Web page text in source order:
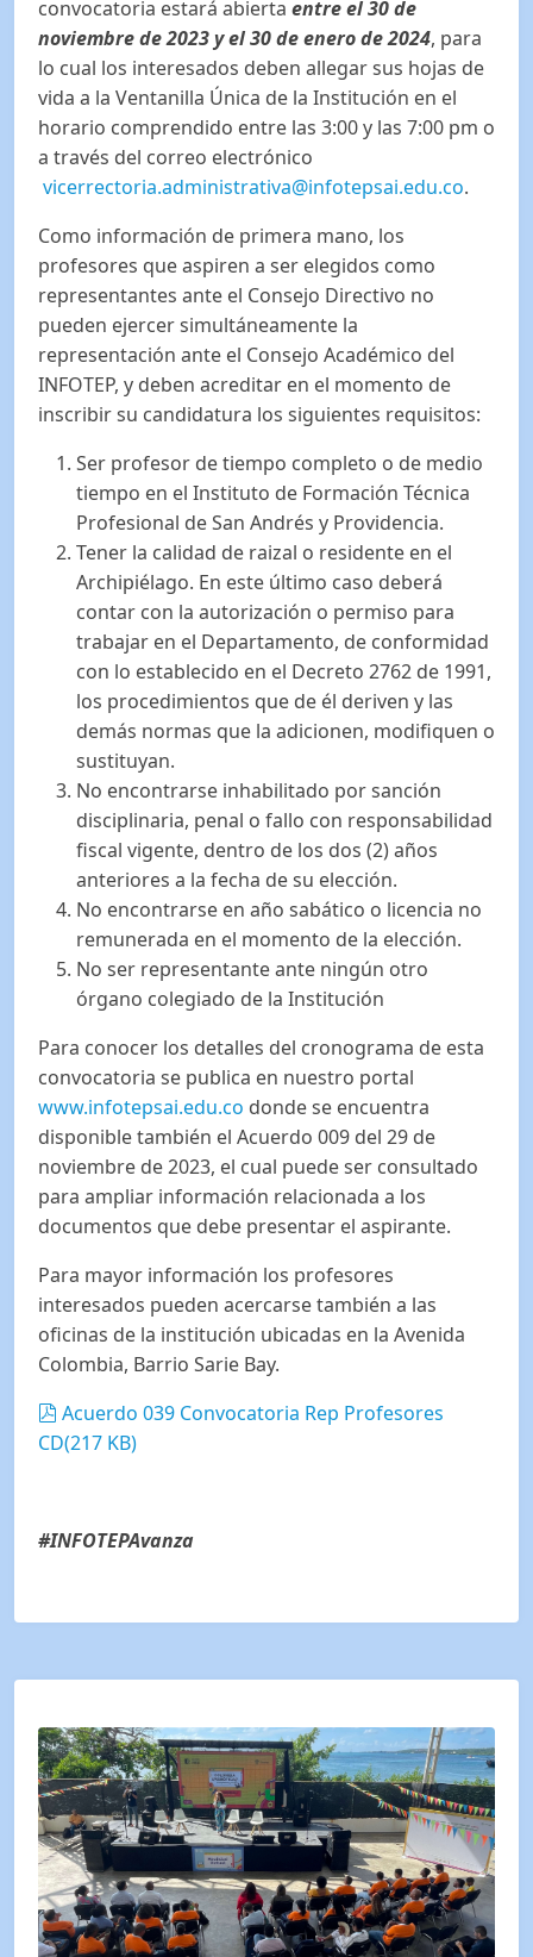
convocatoria estará abierta entre el 30 de
noviembre de 2023 y el 30 de enero de 2024, para
lo cual los interesados deben allegar sus hojas de
vida a la Ventanilla Única de la Institución en el
horario comprendido entre las 3:00 y las 7:00 pm o
a través del correo electrónico
vicerrectoria.administrativa@infotepsai.edu.co.
Como información de primera mano, los
profesores que aspiren a ser elegidos como
representantes ante el Consejo Directivo no
pueden ejercer simultáneamente la
representación ante el Consejo Académico del
INFOTEP, y deben acreditar en el momento de
inscribir su candidatura los siguientes requisitos:
Ser profesor de tiempo completo o de medio
tiempo en el Instituto de Formación Técnica
Profesional de San Andrés y Providencia.
Tener la calidad de raizal o residente en el
Archipiélago. En este último caso deberá
contar con la autorización o permiso para
trabajar en el Departamento, de conformidad
con lo establecido en el Decreto 2762 de 1991,
los procedimientos que de él deriven y las
demás normas que la adicionen, modifiquen o
sustituyan.
No encontrarse inhabilitado por sanción
disciplinaria, penal o fallo con responsabilidad
fiscal vigente, dentro de los dos (2) años
anteriores a la fecha de su elección.
No encontrarse en año sabático o licencia no
remunerada en el momento de la elección.
No ser representante ante ningún otro
órgano colegiado de la Institución
Para conocer los detalles del cronograma de esta
convocatoria se publica en nuestro portal
www.infotepsai.edu.co donde se encuentra
disponible también el Acuerdo 009 del 29 de
noviembre de 2023, el cual puede ser consultado
para ampliar información relacionada a los
documentos que debe presentar el aspirante.
Para mayor información los profesores
interesados pueden acercarse también a las
oficinas de la institución ubicadas en la Avenida
Colombia, Barrio Sarie Bay.
pdf
Acuerdo 039 Convocatoria Rep Profesores
CD(217 KB)
#INFOTEPAvanza